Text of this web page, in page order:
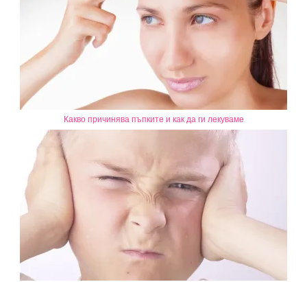
Какво причинява пъпките и как да ги лекуваме